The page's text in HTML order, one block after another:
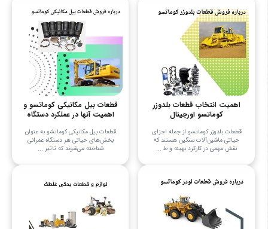
اهمیت انتخاب قطعات بلدوزر
کوماتسو اورجینال
قطعات بلدوزر کوماتسو از جمله اجزای
حیاتی ماشین‌آلات سنگین هستند که
نقش مهمی در کارکرد بهینه و ط ...
قطعات بیل مکانیکی کوماتسو و
اهمیت آنها در عملکرد دستگاه
قطعات بیل مکانیکی کوماتشو به عنوان
بخش‌های حیاتی هر دستگاه عمرانی
شناخته می‌شوند که تاثیر ...